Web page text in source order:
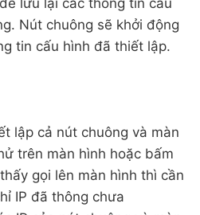
Nút chuông sẽ khởi động
tin cấu hình đã thiết lập.
lập cả nút chuông và màn
trên màn hình hoặc bấm
gọi lên màn hình thì cần
IP đã thông chưa